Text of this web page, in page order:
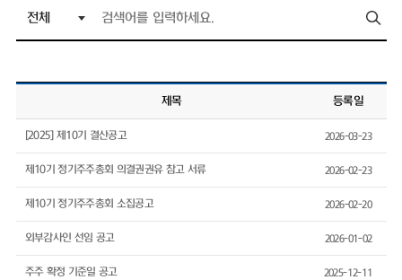
제목 등록일
[2025] 제10기 결산공고 2026-03-23
제10기 정기주주총회 의결권권유 참고 서류 2026-02-23
제10기 정기주주총회 소집공고 2026-02-20
외부감사인 선임 공고 2026-01-02
주주 확정 기준일 공고 2025-12-11